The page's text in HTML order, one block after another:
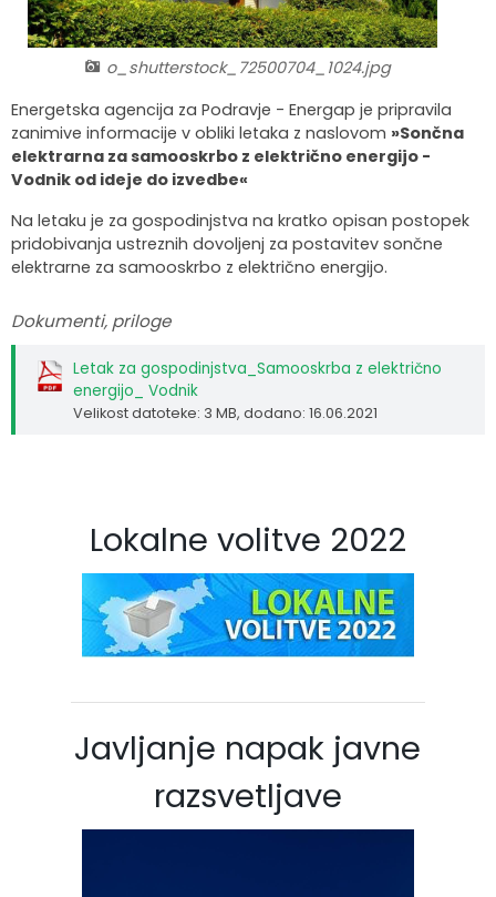
o_shutterstock_72500704_1024.jpg
Energetska agencija za Podravje - Energap je pripravila
zanimive informacije v obliki letaka z naslovom »Sončna
elektrarna za samooskrbo z električno energijo -
Vodnik od ideje do izvedbe«
Na letaku je za gospodinjstva na kratko opisan postopek
pridobivanja ustreznih dovoljenj za postavitev sončne
elektrarne za samooskrbo z električno energijo.
Dokumenti, priloge
Letak za gospodinjstva_Samooskrba z električno
energijo_ Vodnik
Velikost datoteke: 3 MB, dodano: 16.06.2021
Lokalne volitve 2022
Javljanje napak javne
razsvetljave
Organigram
Skupna občinska uprava Maribor
Pooblaščeni za odločanje
Zaščita prijaviteljev
Katalog informacij javnega značaja
Občinski predpisi
Publikacije občine
Lokalne volitve
Spremembe in dopolnitve OPN1
Virtualna panorama
Kolesarske poti